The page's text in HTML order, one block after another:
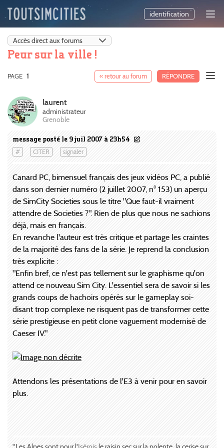
identification
Peur sur la ville !
« retour au forum RÉPONDRE
PAGE 1
message posté le 9 juil 2007 à 23h54
# CITER signaler
laurent
administrateur
Grenoble
Canard PC, bimensuel français des jeux vidéos PC, a publié
dans son dernier numéro (2 juillet 2007, n° 153) un aperçu
de SimCity Societies sous le titre "Que faut-il vraiment
attendre de Societies ?". Rien de plus que nous ne sachions
déjà, mais en français.
En revanche l'auteur est très critique et partage les craintes
de la majorité des fans de la série. Je reprend la conclusion
très explicite :
"Enfin bref, ce n'est pas tellement sur le graphisme qu'on
attend ce nouveau Sim City. L'essentiel sera de savoir si les
grands coups de hachoirs opérés sur le gameplay soi-
disant trop complexe ne risquent pas de transformer cette
série prestigieuse en petit clone vaguement modernisé de
Caeser IV."
Attendons les présentations de l'E3 à venir pour en savoir
plus.